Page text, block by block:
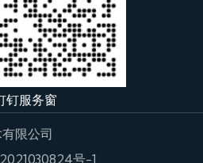
钉服务窗
限公司
号-1